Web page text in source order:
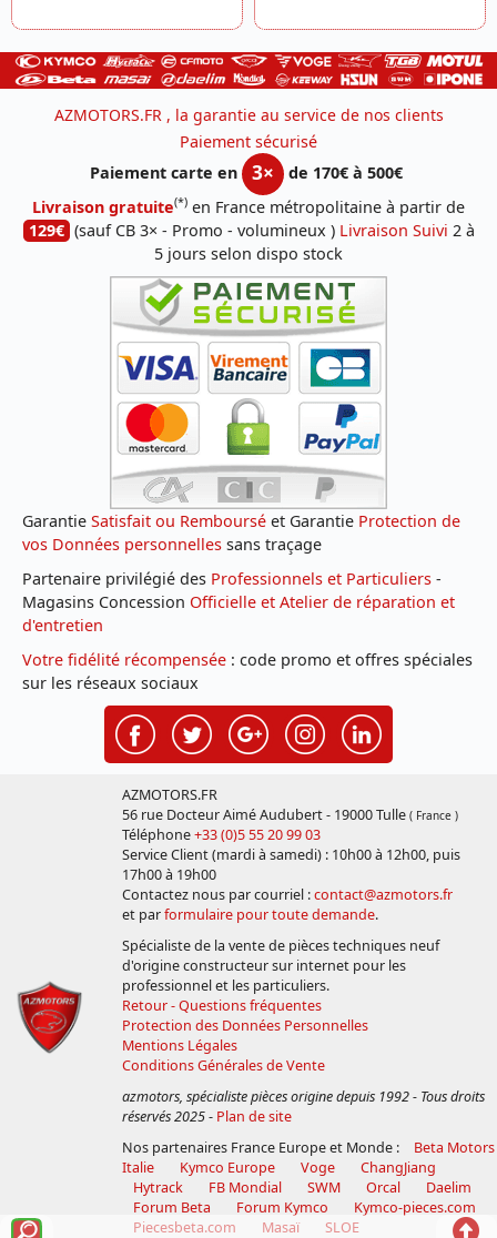
AZMOTORS.FR , la garantie au service de nos clients
Paiement sécurisé
Paiement carte en
3×
de 170€ à 500€
Livraison gratuite(*) en France métropolitaine à partir de
129€ (sauf CB 3× - Promo - volumineux ) Livraison Suivi 2 à
5 jours selon dispo stock
Garantie Satisfait ou Remboursé et Garantie Protection de
vos Données personnelles sans traçage
Partenaire privilégié des Professionnels et Particuliers -
Magasins Concession Officielle et Atelier de réparation et
d'entretien
Votre fidélité récompensée : code promo et offres spéciales
sur les réseaux sociaux
AZMOTORS.FR
56 rue Docteur Aimé Audubert - 19000 Tulle ( France )
Téléphone+33 (0)5 55 20 99 03
Service Client (mardi à samedi) : 10h00 à 12h00, puis
17h00 à 19h00
Contactez nous par courriel :contact@azmotors.fr
et parformulaire pour toute demande.
Spécialiste de la vente de pièces techniques neuf
d'origine constructeur sur internet pour les
professionnel et les particuliers.
Retour - Questions fréquentes
Protection des Données Personnelles
Mentions Légales
Conditions Générales de Vente
azmotors, spécialiste pièces origine depuis 1992 - Tous droits
réservés 2025- Plan de site
Nos partenaires France Europe et Monde :
Beta Motors
Italie
Kymco Europe Voge
ChangJiang
Hytrack
FB Mondial SWM Orcal
Daelim
Forum Beta
Forum Kymco
Kymco-pieces.com
Piecesbeta.com
Masaï SLOE
Voir